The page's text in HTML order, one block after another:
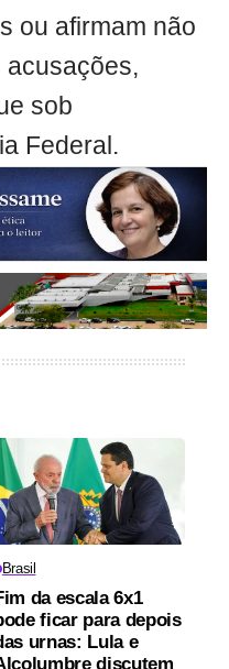
ou afirmam não
acusações,
sob
Federal.
Brasil
da escala 6x1
ficar para depois
urnas: Lula e
discutem